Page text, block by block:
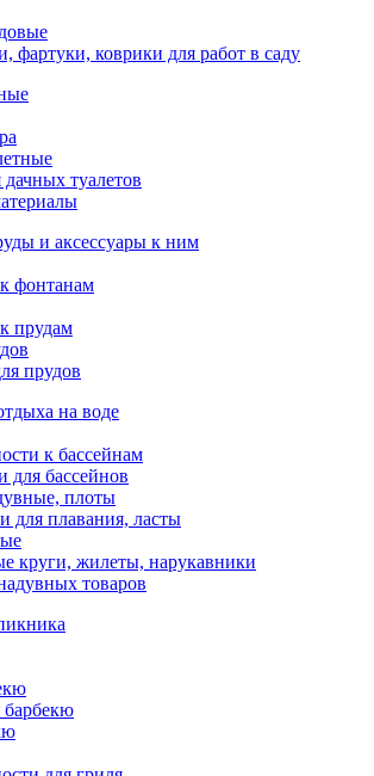
фартуки, коврики для работ в саду
туалетов
и аксессуары к ним
фонтанам
прудам
прудов
на воде
к бассейнам
для бассейнов
плоты
для плавания, ласты
круги, жилеты, нарукавники
товаров
барбекю